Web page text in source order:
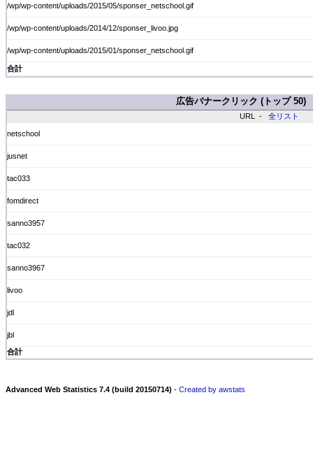
/wp/wp-content/uploads/2015/05/sponser_netschool.gif
/wp/wp-content/uploads/2014/12/sponser_livoo.jpg
/wp/wp-content/uploads/2015/01/sponser_netschool.gif
合計
広告バナークリック (トップ 50)
URL - 全リスト
netschool
jusnet
tac033
fomdirect
sanno3957
tac032
sanno3967
livoo
jdl
jbl
合計
Advanced Web Statistics 7.4 (build 20150714) - Created by awstats